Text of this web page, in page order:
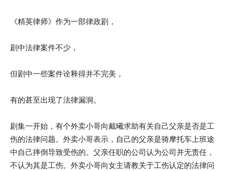
《精英律师》作为一部律政剧，
剧中法律案件不少，
但剧中一些案件诠释得并不完美，
有的甚至出现了法律漏洞。
剧集一开始，有个外卖小哥向戴曦求助有关自己父亲是否是工
伤的法律问题。外卖小哥表示，自己的父亲是骑摩托车上班途
中自己摔倒导致受伤的。父亲任职的公司认为公司并无责任，
不认为其是工伤。外卖小哥向女主请教关于工伤认定的法律问